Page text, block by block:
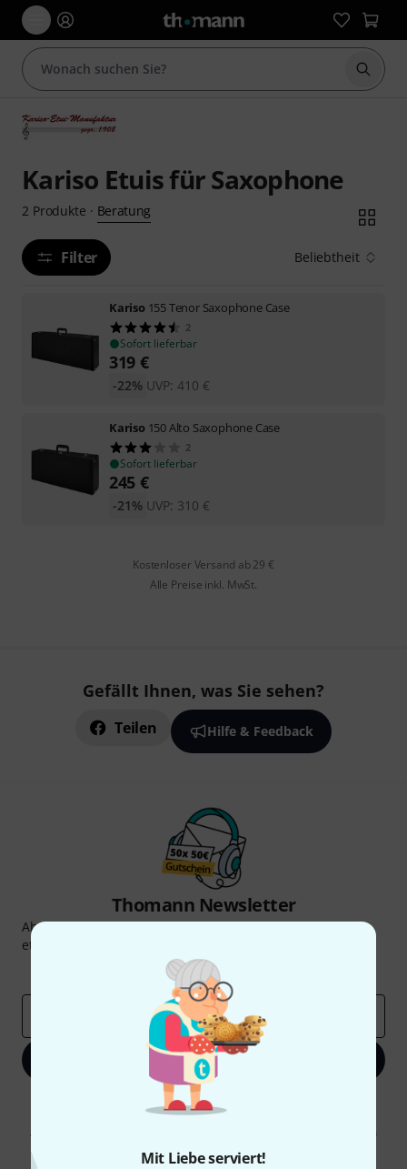
Mit Liebe serviert!
Suche
Kariso Etuis für Saxophone
2 Produkte · Beratung
Filter Beliebtheit
Kariso 155 Tenor Saxophone Case
2
Sofort lieferbar
319 €
UVP: 410 €
-22%
Kariso 150 Alto Saxophone Case
2
Sofort lieferbar
245 €
UVP: 310 €
-21%
Kostenloser Versand ab 29 €
Alle Preise inkl. MwSt.
Gefällt Ihnen, was Sie sehen?
Teilen Hilfe & Feedback
Thomann Newsletter
Abonniere den Thomann Newsletter und gewinne mit
etwas Glück einen von
Inspirierende Beiträge
Deals
Jetzt anmelden
Mit Klick auf „Jetzt anmelden“ stimmen Sie dem Erhalt von E-Mail-
Werbung und einer Messung des E-Mail-Nutzungsverhaltens zu. Die
Abmeldung ist jederzeit möglich. Weitere Informationen finden Sie in